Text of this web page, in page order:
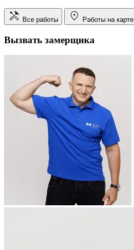
Все работы Работы на карте
Вызвать замерщика